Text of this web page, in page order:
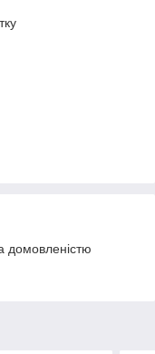
домовленістю